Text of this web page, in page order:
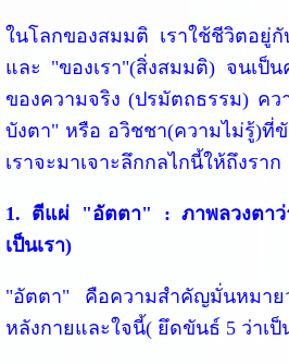
ในโลกของสมมติ เราใช้ชีวิตอยู่
และ "ของเรา"(สิ่งสมมติ) จนเป็
ของความจริง (ปรมัตถธรรม) คว
บังตา" หรือ อวิชชา(ความไม่รู้)ที่
เราจะมาเจาะลึกกลไกนี้ให้ถึงราก
1. ตีแผ่ "อัตตา" : ภาพลวงตาว่า
เป็นเรา)
"อัตตา" คือความสำคัญมั่นหมา
หลังกายและใจนี้( ยึดขันธ์ 5 ว่าเป็